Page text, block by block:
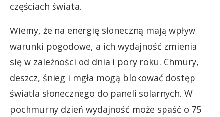
częściach świata.
Wiemy, że na energię słoneczną mają wpływ
warunki pogodowe, a ich wydajność zmienia
się w zależności od dnia i pory roku. Chmury,
deszcz, śnieg i mgła mogą blokować dostęp
światła słonecznego do paneli solarnych. W
pochmurny dzień wydajność może spaść o 75